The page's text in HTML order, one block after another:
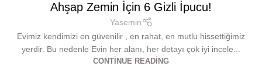
Ahşap Zemin İçin 6 Gizli İpucu!
Yasemin
Evimiz kendimizi en güvenilir , en rahat, en mutlu hissettiğimiz
yerdir. Bu nedenle Evin her alanı, her detayı çok iyi incele...
CONTINUE READING